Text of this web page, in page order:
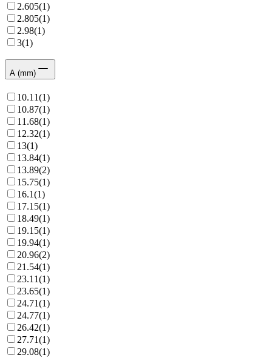
2.605(1)
2.805(1)
2.98(1)
3(1)
A (mm)
10.11(1)
10.87(1)
11.68(1)
12.32(1)
13(1)
13.84(1)
13.89(2)
15.75(1)
16.1(1)
17.15(1)
18.49(1)
19.15(1)
19.94(1)
20.96(2)
21.54(1)
23.11(1)
23.65(1)
24.71(1)
24.77(1)
26.42(1)
27.71(1)
29.08(1)